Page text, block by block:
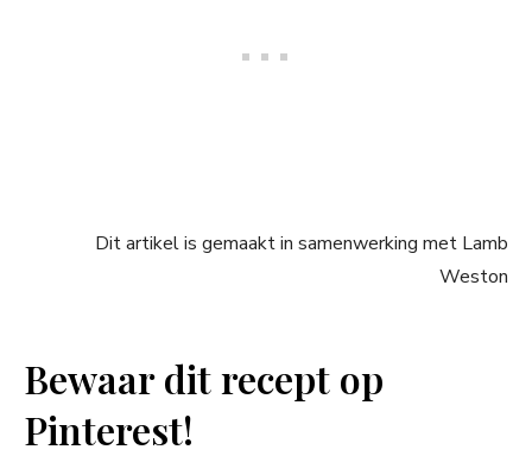
Dit artikel is gemaakt in samenwerking met Lamb
Weston
Bewaar dit recept op
Pinterest!